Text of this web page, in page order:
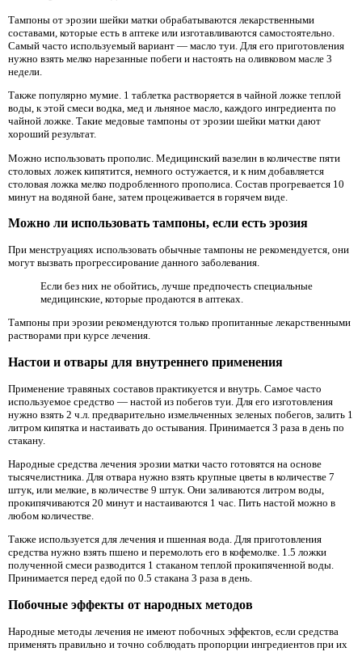
Тампоны от эрозии шейки матки обрабатываются лекарственными
составами, которые есть в аптеке или изготавливаются самостоятельно.
Самый часто используемый вариант — масло туи. Для его приготовления
нужно взять мелко нарезанные побеги и настоять на оливковом масле 3
недели.
Также популярно мумие. 1 таблетка растворяется в чайной ложке теплой
воды, к этой смеси водка, мед и льняное масло, каждого ингредиента по
чайной ложке. Такие медовые тампоны от эрозии шейки матки дают
хороший результат.
Можно использовать прополис. Медицинский вазелин в количестве пяти
столовых ложек кипятится, немного остужается, и к ним добавляется
столовая ложка мелко подробленного прополиса. Состав прогревается 10
минут на водяной бане, затем процеживается в горячем виде.
Можно ли использовать тампоны, если есть эрозия
При менструациях использовать обычные тампоны не рекомендуется, они
могут вызвать прогрессирование данного заболевания.
Если без них не обойтись, лучше предпочесть специальные
медицинские, которые продаются в аптеках.
Тампоны при эрозии рекомендуются только пропитанные лекарственными
растворами при курсе лечения.
Настои и отвары для внутреннего применения
Применение травяных составов практикуется и внутрь. Самое часто
используемое средство — настой из побегов туи. Для его изготовления
нужно взять 2 ч.л. предварительно измельченных зеленых побегов, залить 1
литром кипятка и настаивать до остывания. Принимается 3 раза в день по
стакану.
Народные средства лечения эрозии матки часто готовятся на основе
тысячелистника. Для отвара нужно взять крупные цветы в количестве 7
штук, или мелкие, в количестве 9 штук. Они заливаются литром воды,
прокипячиваются 20 минут и настаиваются 1 час. Пить настой можно в
любом количестве.
Также используется для лечения и пшенная вода. Для приготовления
средства нужно взять пшено и перемолоть его в кофемолке. 1.5 ложки
полученной смеси разводится 1 стаканом теплой прокипяченной воды.
Принимается перед едой по 0.5 стакана 3 раза в день.
Побочные эффекты от народных методов
Народные методы лечения не имеют побочных эффектов, если средства
применять правильно и точно соблюдать пропорции ингредиентов при их